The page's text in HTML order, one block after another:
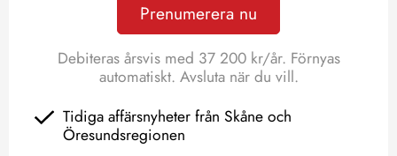
Prenumerera nu
Debiteras årsvis med 37 200 kr/år. Förnyas
automatiskt. Avsluta när du vill.
Tidiga affärsnyheter från Skåne och
Öresundsregionen